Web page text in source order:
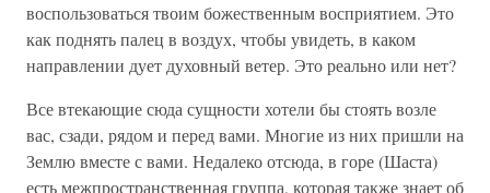
воспользоваться твоим божественным восприятием. Это
как поднять палец в воздух, чтобы увидеть, в каком
направлении дует духовный ветер. Это реально или нет?
Все втекающие сюда сущности хотели бы стоять возле
вас, сзади, рядом и перед вами. Многие из них пришли на
Землю вместе с вами. Недалеко отсюда, в горе (Шаста)
есть межпространственная группа, которая также знает об